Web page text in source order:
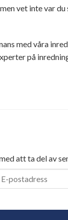
vet inte var du
med våra
på
att ta del av